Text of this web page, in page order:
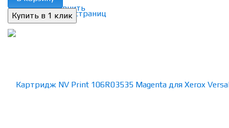
избранное сравнить